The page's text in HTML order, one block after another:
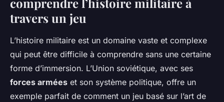
travers un jeu
L’histoire militaire est un domaine vaste et complexe
qui peut être difficile à comprendre sans une certaine
forme d’immersion. L’Union soviétique, avec ses
forces armées et son système politique, offre un
exemple parfait de comment un jeu basé sur l’art de